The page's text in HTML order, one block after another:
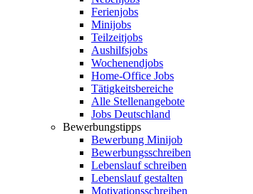
Ferienjobs
Minijobs
Teilzeitjobs
Aushilfsjobs
Wochenendjobs
Home-Office Jobs
Tätigkeitsbereiche
Alle Stellenangebote
Jobs Deutschland
Bewerbungstipps
Bewerbung Minijob
Bewerbungsschreiben
Lebenslauf schreiben
Lebenslauf gestalten
Motivationsschreiben